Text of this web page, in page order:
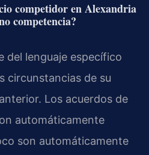
competidor en Alexandria
competencia?
del lenguaje específico
circunstancias de su
Los acuerdos de
automáticamente
son automáticamente